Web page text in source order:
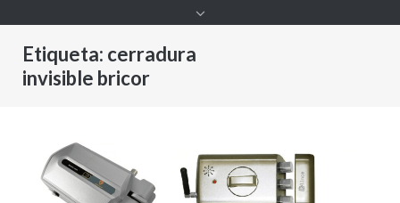
Etiqueta: cerradura
invisible bricor